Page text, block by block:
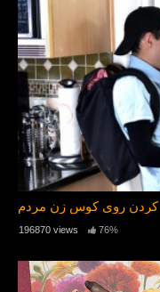
روی کوس زن مردم
196870 views 76%